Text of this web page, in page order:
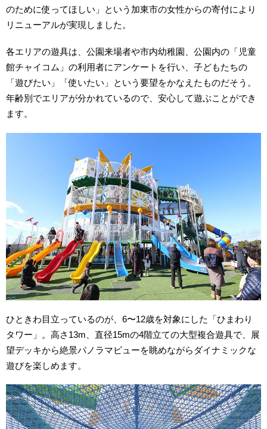
のために使ってほしい」という加東市の女性からの寄付により
リニューアルが実現しました。
各エリアの遊具は、公園来場者や市内幼稚園、公園内の「児童
館チャイコム」の利用者にアンケートを行い、子どもたちの
「遊びたい」「使いたい」という要望をかなえたものだそう。
年齢別でエリアが分かれているので、安心して遊ぶことができ
ます。
ひときわ目立っているのが、6〜12歳を対象にした「ひまわり
タワー」。高さ13m、直径15mの4階立ての大型複合遊具で、展
望デッキから絶景パノラマビューを眺めながらダイナミックな
遊びを楽しめます。